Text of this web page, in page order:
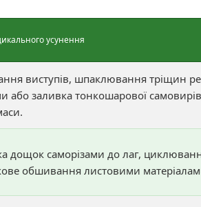
усунення
виступів, шпаклювання тріщин
або заливка тонкошарової
дощок саморізами до лаг,
обшивання листовими